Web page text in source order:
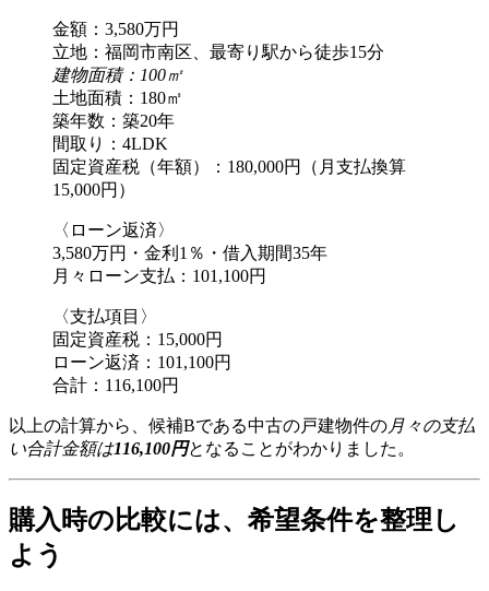
金額：3,580万円
立地：福岡市南区、最寄り駅から徒歩15分
建物面積：100㎡
土地面積：180㎡
築年数：築20年
間取り：4LDK
固定資産税（年額）：180,000円（月支払換算
15,000円）
〈ローン返済〉
3,580万円・金利1％・借入期間35年
月々ローン支払：101,100円
〈支払項目〉
固定資産税：15,000円
ローン返済：101,100円
合計：116,100円
以上の計算から、候補Bである中古の戸建物件の月々の支払
い合計金額は116,100円となることがわかりました。
購入時の比較には、希望条件を整理し
よう